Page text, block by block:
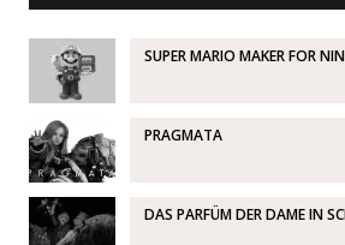
SUPER MARIO MAKER FOR
PRAGMATA
DAS PARFÜM DER DAME IN